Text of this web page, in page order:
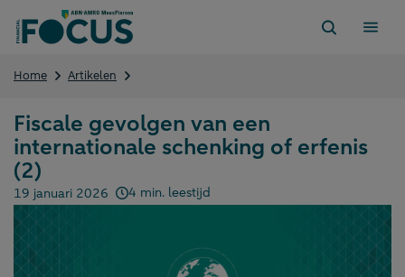
naar
Home Artikelen
een
internationale
erfenis
Fiscale gevolgen van een
internationale schenking of erfenis
(2)
Gepubliceerd op:
19 januari 2026 4 min. leestijd